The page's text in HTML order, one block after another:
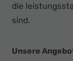
die
sind.
Unsere